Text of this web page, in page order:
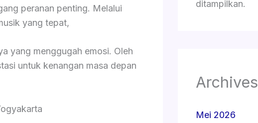
peranan penting. Melalui
yang tepat,
yang menggugah emosi. Oleh
untuk kenangan masa depan
ditampilkan.
Archives
Mei 2026